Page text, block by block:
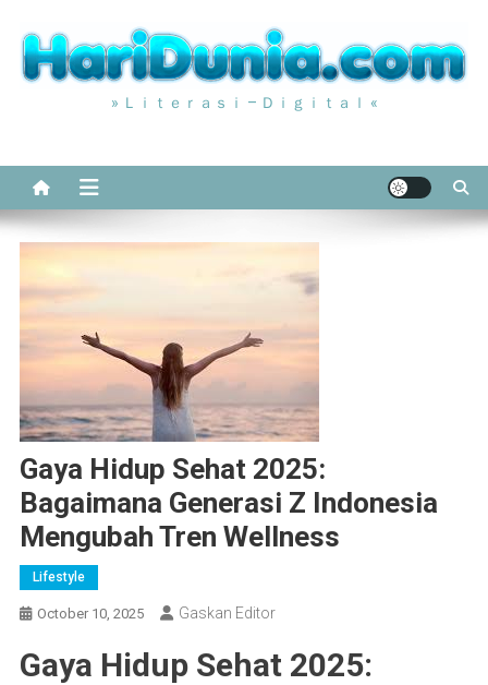
content
» Ｌｉｔｅｒａｓｉ – Ｄｉｇｉｔａｌ «
Gaya Hidup Sehat 2025:
Bagaimana Generasi Z Indonesia
Mengubah Tren Wellness
Lifestyle
October 10, 2025 Gaskan Editor
Gaya Hidup Sehat 2025: